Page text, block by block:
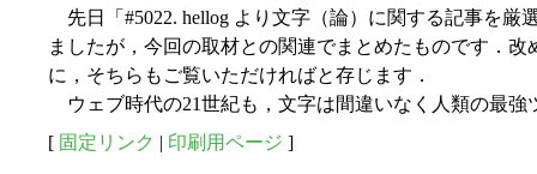
先日「#5022. hellog より文字（論）に関する記事を厳
ましたが，今回の取材との関連でまとめたものです．
に，そちらもご覧いただければと存じます．
ウェブ時代の21世紀も，文字は間違いなく人類の最強
[ 固定リンク | 印刷用ページ ]